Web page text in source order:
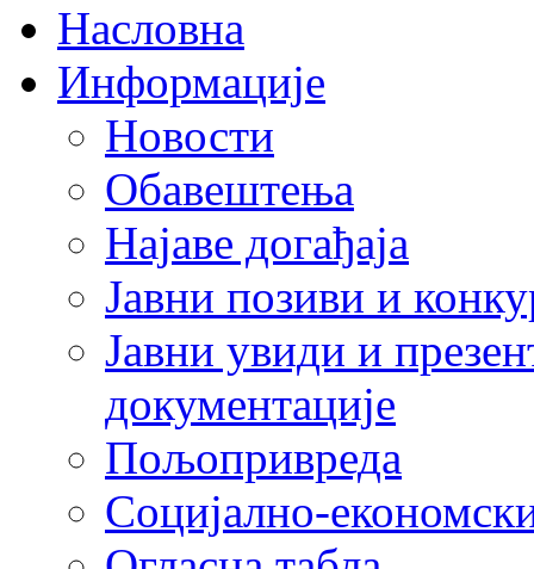
Насловна
Информације
Новости
Обавештења
Најаве догађаја
Јавни позиви и
Јавни увиди и
документације
Пољопривреда
Социјално-